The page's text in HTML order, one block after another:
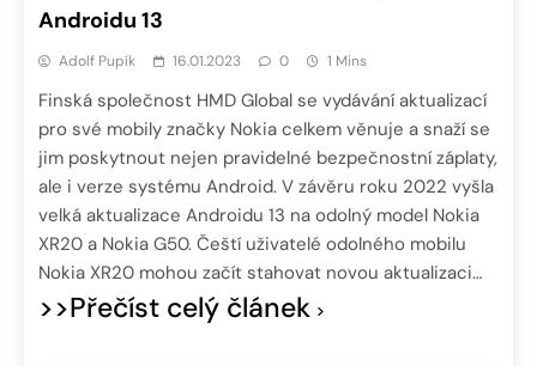
Androidu 13
Adolf Pupík 16.01.2023 0 1 Mins
Finská společnost HMD Global se vydávání aktualizací
pro své mobily značky Nokia celkem věnuje a snaží se
jim poskytnout nejen pravidelné bezpečnostní záplaty,
ale i verze systému Android. V závěru roku 2022 vyšla
velká aktualizace Androidu 13 na odolný model Nokia
XR20 a Nokia G50. Čeští uživatelé odolného mobilu
Nokia XR20 mohou začít stahovat novou aktualizaci…
>>Přečíst celý článek